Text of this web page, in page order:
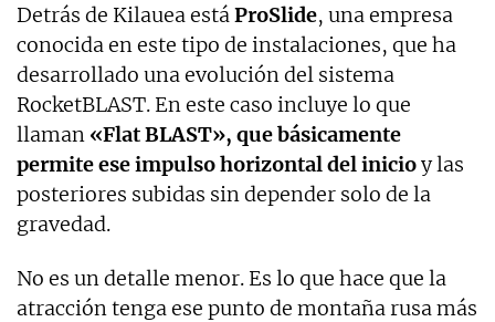
Detrás de Kilauea estáProSlide, una empresa
conocida en este tipo de instalaciones, que ha
desarrollado una evolución del sistema
RocketBLAST. En este caso incluye lo que
llaman «Flat BLAST», que básicamente
permite ese impulso horizontal del inicioy las
posteriores subidas sin depender solo de la
gravedad.
No es un detalle menor. Es lo que hace que la
atracción tenga ese punto de montaña rusa más